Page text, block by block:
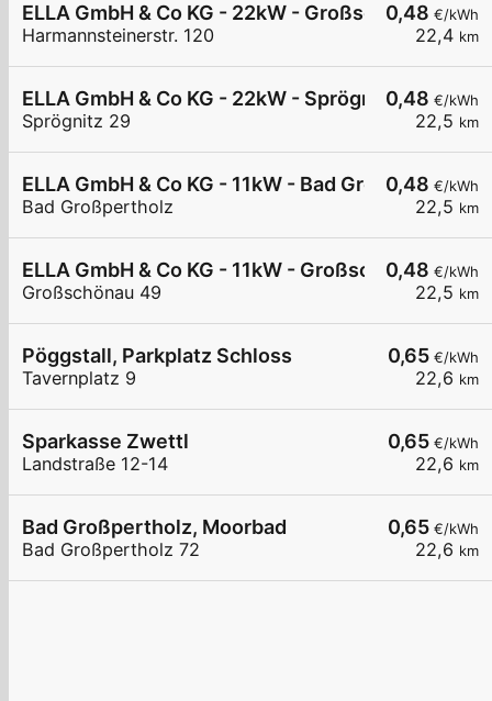
0,48 €/kWh
22,4 km
ELLA GmbH & Co KG - 22kW - Großschönau -
Harmannsteinerstr. 120
0,48 €/kWh
22,5 km
ELLA GmbH & Co KG - 22kW - Sprögnitz -
Sprögnitz 29
0,48 €/kWh
22,5 km
ELLA GmbH & Co KG - 11kW - Bad Großpertholz
Bad Großpertholz
0,48 €/kWh
22,5 km
ELLA GmbH & Co KG - 11kW - Großschönau -
Großschönau 49
0,65 €/kWh
22,6 km
Pöggstall, Parkplatz Schloss
Tavernplatz 9
0,65 €/kWh
22,6 km
Sparkasse Zwettl
Landstraße 12-14
0,65 €/kWh
22,6 km
Bad Großpertholz, Moorbad
Bad Großpertholz 72